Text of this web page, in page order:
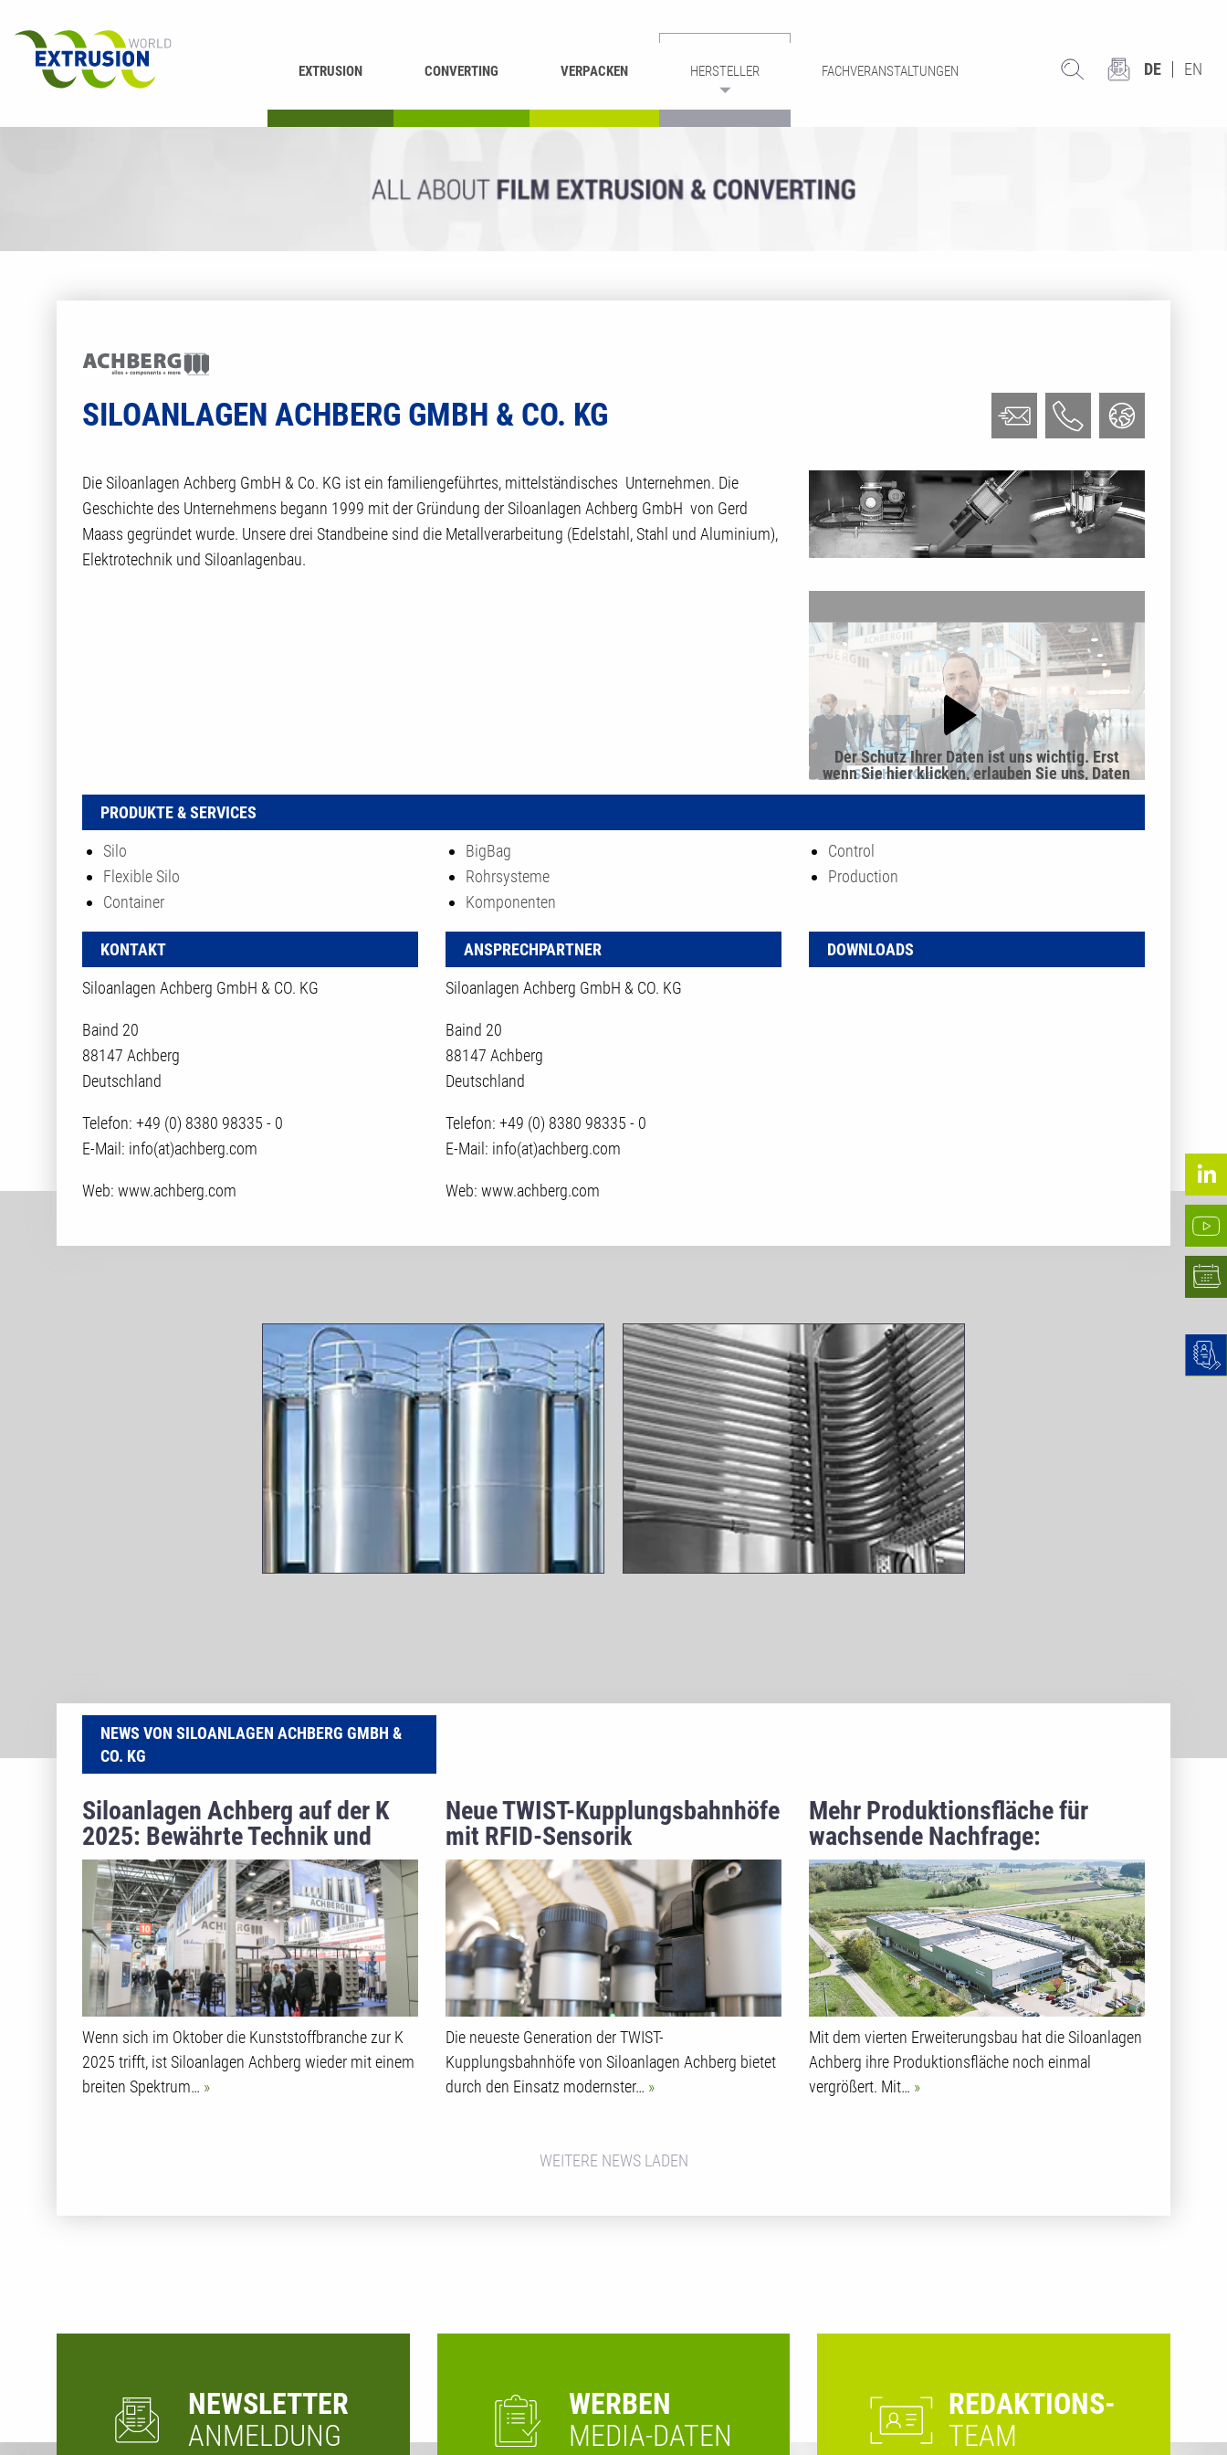
EXTRUSION CONVERTING VERPACKEN HERSTELLER FACHVERANSTALTUNGEN DE EN
SILOANLAGEN ACHBERG GMBH & CO. KG
Die Siloanlagen Achberg GmbH & Co. KG ist ein familiengeführtes, mittelständisches Unternehmen. Die
Geschichte des Unternehmens begann 1999 mit der Gründung der Siloanlagen Achberg GmbH von Gerd
Maass gegründet wurde. Unsere drei Standbeine sind die Metallverarbeitung (Edelstahl, Stahl und Aluminium),
Elektrotechnik und Siloanlagenbau.
Der Schutz Ihrer Daten ist uns wichtig. Erst
wenn Sie hier klicken, erlauben Sie uns, Daten
von Dritt-Anbieter-Servern zu laden.
PRODUKTE & SERVICES
Silo
Flexible Silo
Container
BigBag
Rohrsysteme
Komponenten
Control
Production
KONTAKT
Siloanlagen Achberg GmbH & CO. KG
Baind 20
88147 Achberg
Deutschland
Telefon: +49 (0) 8380 98335 - 0
E-Mail: info(at)achberg.com
Web: www.achberg.com
ANSPRECHPARTNER
Siloanlagen Achberg GmbH & CO. KG
Baind 20
88147 Achberg
Deutschland
Telefon: +49 (0) 8380 98335 - 0
E-Mail: info(at)achberg.com
Web: www.achberg.com
DOWNLOADS
NEWS VON SILOANLAGEN ACHBERG GMBH &
CO. KG
Siloanlagen Achberg auf der K
2025: Bewährte Technik und
neue Impulse
Wenn sich im Oktober die Kunststoffbranche zur K
2025 trifft, ist Siloanlagen Achberg wieder mit einem
breiten Spektrum…
Neue TWIST-Kupplungsbahnhöfe
mit RFID-Sensorik
Die neueste Generation der TWIST-
Kupplungsbahnhöfe von Siloanlagen Achberg bietet
durch den Einsatz modernster…
Mehr Produktionsfläche für
wachsende Nachfrage:
Investition in
Fertigungstechnologie
Mit dem vierten Erweiterungsbau hat die Siloanlagen
Achberg ihre Produktionsfläche noch einmal
vergrößert. Mit…
WEITERE NEWS LADEN
NEWSLETTER
ANMELDUNG
WERBEN
MEDIA-DATEN
REDAKTIONS-
TEAM